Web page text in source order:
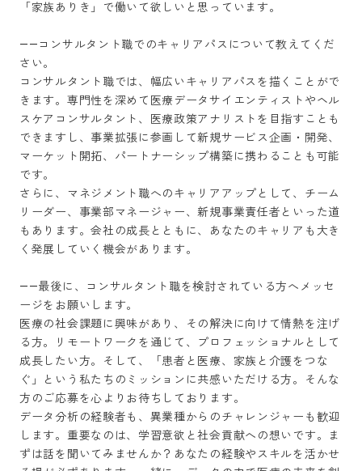
「家族ありき」で働いて欲しいと思っています。
――コンサルタント職でのキャリアパスについて教えてくだ
さい。
コンサルタント職では、幅広いキャリアパスを描くことがで
きます。専門性を深めて医療データサイエンティストやヘル
スケアコンサルタント、医療政策アナリストを目指すことも
できますし、事業拡張に参画して新規サービス企画・開発、
マーケット開拓、パートナーシップ構築に携わることも可能
です。
さらに、マネジメント職へのキャリアアップとして、チーム
リーダー、事業部マネージャー、新規事業責任者といった道
もあります。会社の成長とともに、あなたのキャリアも大き
く発展していく機会があります。
――最後に、コンサルタント職を検討されている方へメッセ
ージをお願いします。
医療の社会課題に興味があり、その解決に向けて情熱を注げ
る方。リモートワークを通じて、プロフェッショナルとして
成長したい方。そして、「患者と医療、家族と介護をつな
ぐ」という私たちのミッションに共感いただける方。そんな
方のご応募を心よりお待ちしております。
データ分析の経験者も、異業種からのチャレンジャーも歓迎
します。重要なのは、学習意欲と社会貢献への想いです。ま
ずは話を聞いてみませんか？あなたの経験やスキルを活かせ